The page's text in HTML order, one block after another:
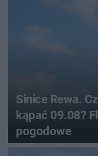
Sinice Rewa.
kąpać 09.08?
pogodowe